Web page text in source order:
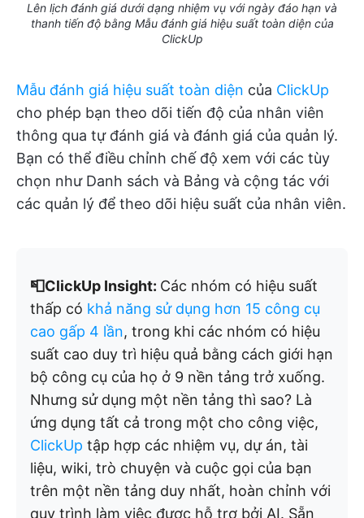
Lên lịch đánh giá dưới dạng nhiệm vụ với ngày đáo hạn và
thanh tiến độ bằng Mẫu đánh giá hiệu suất toàn diện của
ClickUp
Mẫu đánh giá hiệu suất toàn diện của ClickUp
cho phép bạn theo dõi tiến độ của nhân viên
thông qua tự đánh giá và đánh giá của quản lý.
Bạn có thể điều chỉnh chế độ xem với các tùy
chọn như Danh sách và Bảng và cộng tác với
các quản lý để theo dõi hiệu suất của nhân viên.
📮ClickUp Insight: Các nhóm có hiệu suất
thấp có khả năng sử dụng hơn 15 công cụ
cao gấp 4 lần, trong khi các nhóm có hiệu
suất cao duy trì hiệu quả bằng cách giới hạn
bộ công cụ của họ ở 9 nền tảng trở xuống.
Nhưng sử dụng một nền tảng thì sao? Là
ứng dụng tất cả trong một cho công việc,
ClickUp tập hợp các nhiệm vụ, dự án, tài
liệu, wiki, trò chuyện và cuộc gọi của bạn
trên một nền tảng duy nhất, hoàn chỉnh với
quy trình làm việc được hỗ trợ bởi AI. Sẵn